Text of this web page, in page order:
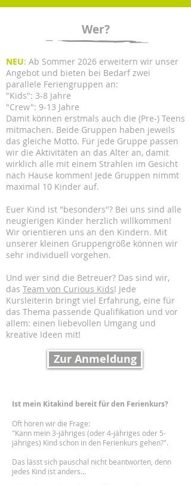
Wer?
NEU: Ab Sommer 2026 erweitern wir unser
Angebot und bieten bei Bedarf zwei
parallele Feriengruppen an:
"Kids": 3-8 Jahre
"Crew": 9-13 Jahre
Damit können erstmals auch die (Pre-) Teens
mitmachen. Beide Gruppen haben jeweils
das gleiche Motto. Für jede Gruppe passen
wir die Aktivitäten an das Alter an, damit
wirklich alle mit einem Strahlen im Gesicht
nach Hause kommen! Jede Gruppen nimmt
maximal 10 Kinder auf.
Euer Kind ist "besonders"? Bei uns sind alle
neugierigen Kinder herzlich willkommen!
Wir orientieren uns an den Kindern. Mit
unserer kleinen Gruppengröße können wir
sehr individuell vorgehen.
Und wer sind die Betreuer? Das sind wir,
das Team von Curious Kids! Jede
Kursleiterin bringt viel Erfahrung, eine für
das Thema passende Qualifikation und vor
allem: einen liebevollen Umgang und
kreative Ideen mit!
Zur Anmeldung
Ist mein Kitakind bereit für den Ferienkurs?
Oft hören wir die Frage:
"Kann mein 3-jähriges (oder 4-jähriges oder 5-
jähriges) Kind schon in den Ferienkurs gehen?".
Das lässt sich pauschal nicht beantworten, denn
jedes Kind ist anders...